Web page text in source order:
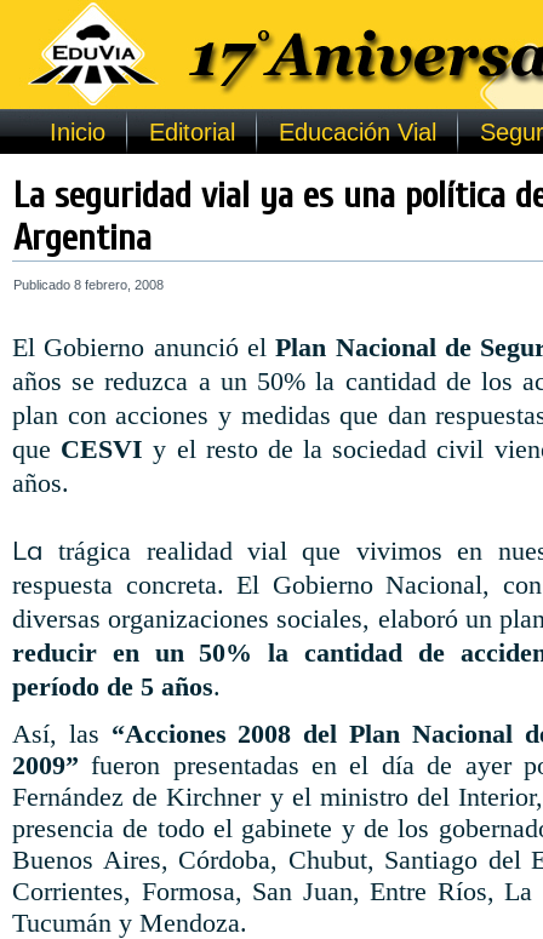
Inicio Editorial Educación Vial
La seguridad vial ya es una política
Argentina
Publicado 8 febrero, 2008
El Gobierno anunció elPlan Nacional de
años se reduzca a un 50% la cantidad de los
plan con acciones y medidas que dan
que CESVI y el resto de la sociedad civil
años.
Latrágica realidad vial que vivimos en
respuesta concreta. El Gobierno Nacional,
diversas organizaciones sociales, elaboró un
reducir en un 50% la cantidad de
período de 5 años.
Así, las “Acciones 2008 del Plan Nacional
2009” fueron presentadas en el día de ayer
Fernández de Kirchner y el ministro del
presencia de todo el gabinete y de los
Buenos Aires, Córdoba, Chubut, Santiago del
Corrientes, Formosa, San Juan, Entre Ríos,
Tucumán y Mendoza.